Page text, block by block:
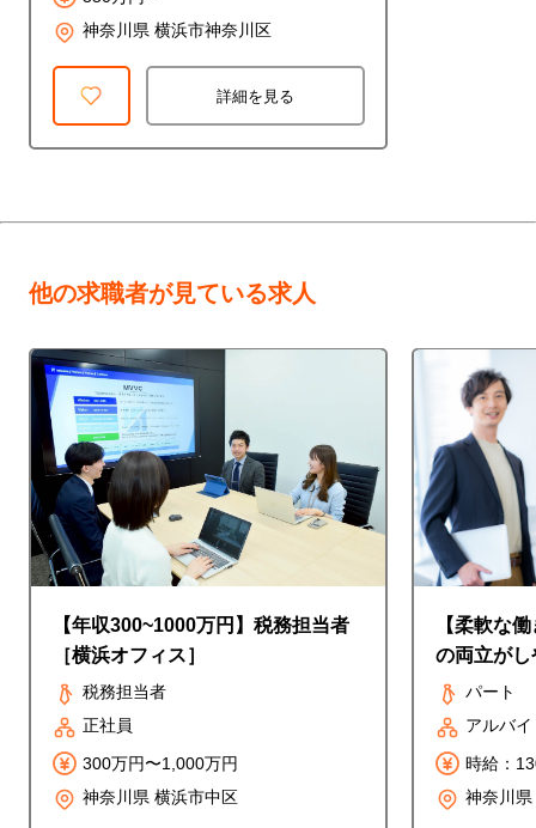
神奈川県 横浜市神奈川区
詳細を見る
他の求職者が見ている求人
【年収300~1000万円】税務担当者
［横浜オフィス］
税務担当者
正社員
300万円〜1,000万円
神奈川県 横浜市中区
【柔軟な
の両立が
ート＜内
パート
アルバイ
時給：
相談可能
神奈川